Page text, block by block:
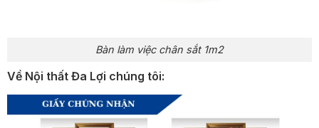
Bàn làm việc chân sắt 1m2
Về Nội thất Đa Lợi chúng tôi: